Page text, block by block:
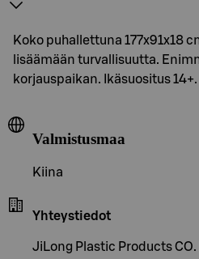
Koko puhallettuna 177x91x18
lisäämään turvallisuutta.
korjauspaikan. Ikäsuositus 14+.
Valmistusmaa
Kiina
Yhteystiedot
JiLong Plastic Products CO.